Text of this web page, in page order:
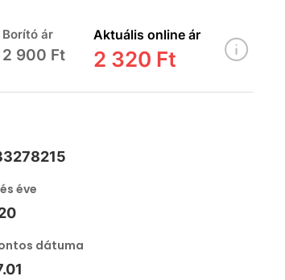
Borító ár
2 900 Ft
Aktuális online ár
2 320 Ft
éve
dátuma